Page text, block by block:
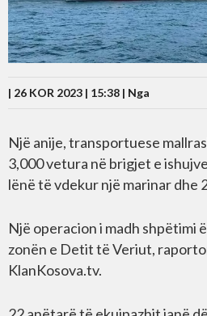
| 26 KOR 2023 | 15:38 | Nga
Një anije, transportuese
3,000 vetura në brigjet e
lënë të vdekur një marinar dhe
Një operacion i madh shpëtimi
zonën e Detit të Veriut,
KlanKosova.tv.